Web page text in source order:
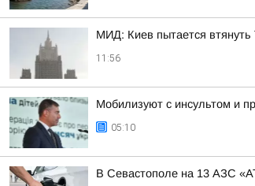
МИД: Киев пытается
11:56
Мобилизуют с инсультом и
05:10
В Севастополе на 13 АЗС